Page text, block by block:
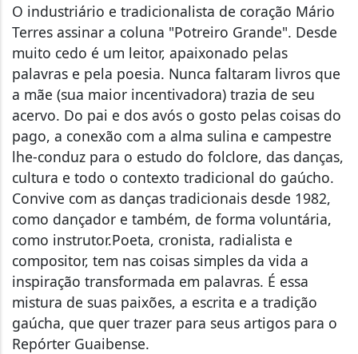
O industriário e tradicionalista de coração Mário
Terres assinar a coluna "Potreiro Grande". Desde
muito cedo é um leitor, apaixonado pelas
palavras e pela poesia. Nunca faltaram livros que
a mãe (sua maior incentivadora) trazia de seu
acervo. Do pai e dos avós o gosto pelas coisas do
pago, a conexão com a alma sulina e campestre
lhe-conduz para o estudo do folclore, das danças,
cultura e todo o contexto tradicional do gaúcho.
Convive com as danças tradicionais desde 1982,
como dançador e também, de forma voluntária,
como instrutor.Poeta, cronista, radialista e
compositor, tem nas coisas simples da vida a
inspiração transformada em palavras. É essa
mistura de suas paixões, a escrita e a tradição
gaúcha, que quer trazer para seus artigos para o
Repórter Guaibense.